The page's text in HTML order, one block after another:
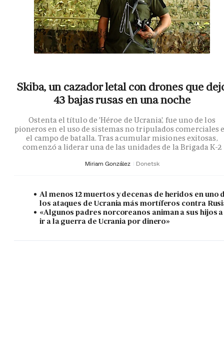
Skiba, un cazador letal con drones que
43 bajas rusas en una noche
Ostenta el título de 'Héroe de Ucrania', fue uno de los
pioneros en el uso de sistemas no tripulados comerciales
el campo de batalla. Tras acumular misiones exitosas,
comenzó a liderar una de las unidades de la Brigada K-2
Miriam González Donetsk
Al menos 12 muertos y decenas de heridos en uno
los ataques de Ucrania más mortíferos contra
«Algunos padres norcoreanos animan a sus hijos a
ir a la guerra de Ucrania por dinero»